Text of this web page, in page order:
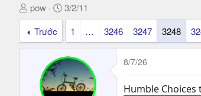
T
h
e
pow
N
g
y
g
ử
i
3/2/11
Trước
1 … 3246 3247 3248
8/7/26
Humble Choices